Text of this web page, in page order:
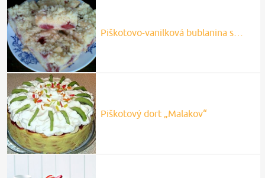
Piškotovo-vanilková bublanina s…
Piškotový dort „Malakov“